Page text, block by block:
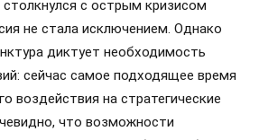
с острым кризисом
не стала исключением. Однако
диктует необходимость
сейчас самое подходящее время
воздействия на стратегические
что возможности